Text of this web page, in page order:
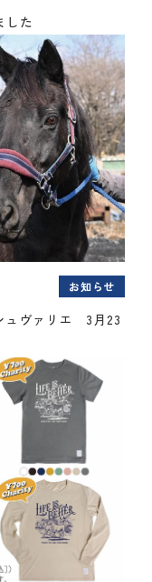
した
お知らせ
ュヴァリエ 3月23